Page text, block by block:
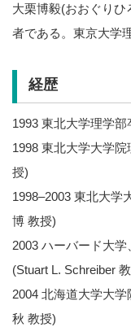
大栗博毅(おおぐりひ
者である。東京大学
経歴
1993 東北大学理学部
1998 東北大学大学
授)
1998–2003 東北大
博 教授)
2003 ハーバード大
(Stuart L. Schreiber
2004 北海道大学大
秋 教授)